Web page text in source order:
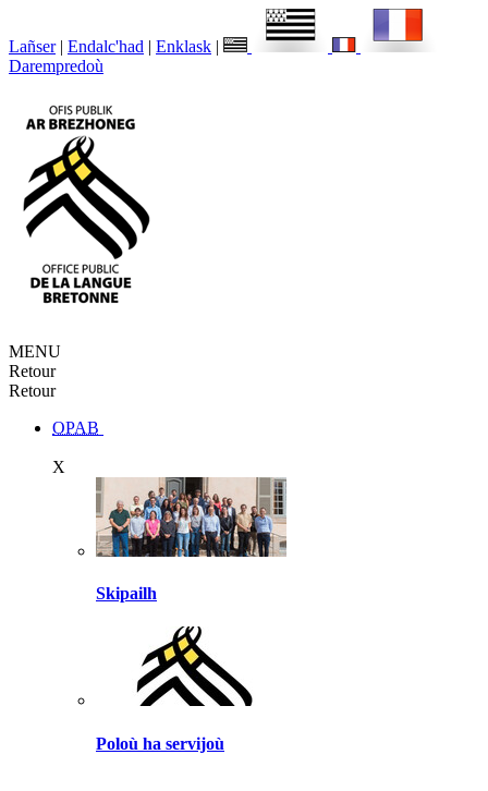
Lañser | Endalc'had | Enklask |
Darempredoù
MENU
Retour
Retour
OPAB
X
Skipailh
Poloù ha servijoù